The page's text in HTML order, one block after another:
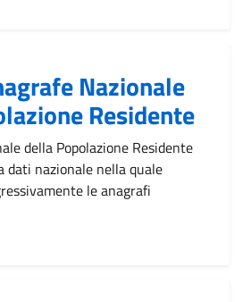
Nazionale
Residente
della Popolazione Residente
dati nazionale nella quale
le anagrafi